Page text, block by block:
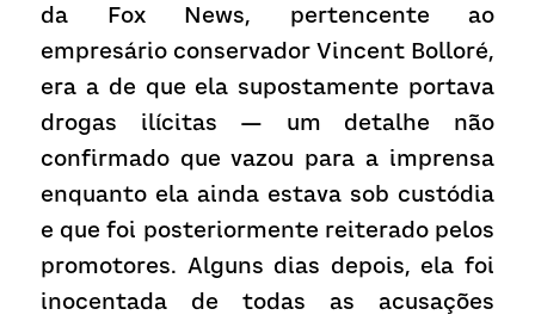
da Fox News, pertencente ao
empresário conservador Vincent Bolloré,
era a de que ela supostamente portava
drogas ilícitas — um detalhe não
confirmado que vazou para a imprensa
enquanto ela ainda estava sob custódia
e que foi posteriormente reiterado pelos
promotores. Alguns dias depois, ela foi
inocentada de todas as acusações